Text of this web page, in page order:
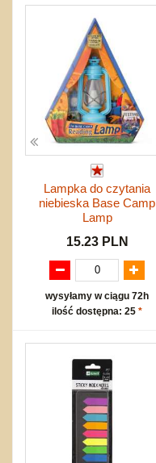
Lampka do czytania
niebieska Base Camp
Lamp
15.23 PLN
wysyłamy w ciągu 72h
ilość dostępna: 25 *